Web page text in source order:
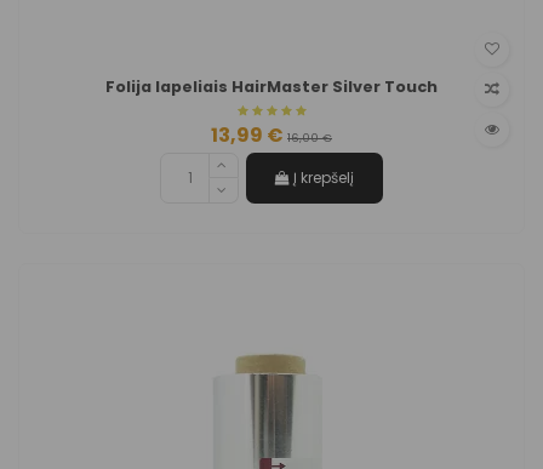
Folija lapeliais HairMaster Silver Touch
13,99 € 16,00 €
Į krepšelį